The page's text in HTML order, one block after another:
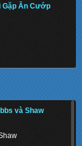
Gặp Ăn Cướp
Dậy
và Shaw